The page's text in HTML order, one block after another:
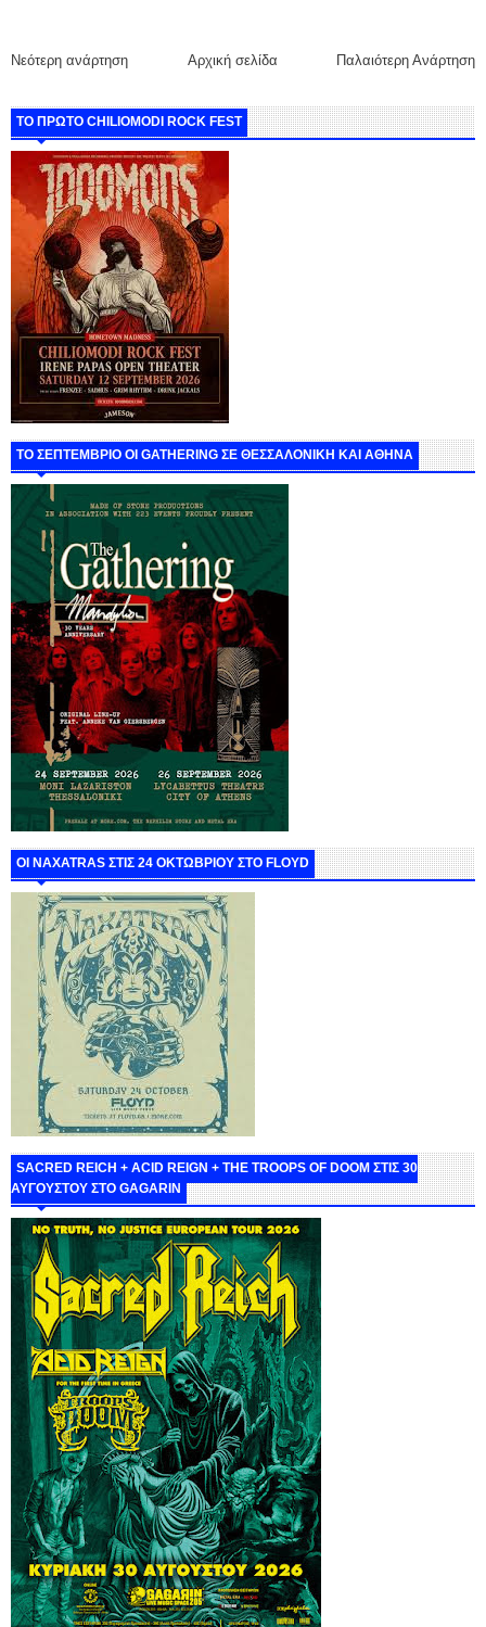
Νεότερη ανάρτηση Παλαιότερη Ανάρτηση
Αρχική σελίδα
ΤΟ ΠΡΩΤΟ CHILIOMODI ROCK FEST
ΤΟ ΣΕΠΤΕΜΒΡΙΟ ΟΙ GATHERING ΣΕ ΘΕΣΣΑΛΟΝΙΚΗ ΚΑΙ ΑΘΗΝΑ
ΟΙ NAXATRAS ΣΤΙΣ 24 ΟΚΤΩΒΡΙΟΥ ΣΤΟ FLOYD
SACRED REICH + ACID REIGN + THE TROOPS OF DOOM ΣΤΙΣ 30
ΑΥΓΟΥΣΤΟΥ ΣΤΟ GAGARIN